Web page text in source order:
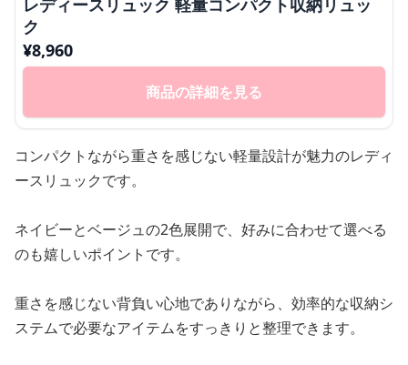
ク
¥8,960
商品の詳細を見る
コンパクトながら重さを感じない軽量設計が魅力のレディ
ースリュックです。
ネイビーとベージュの2色展開で、好みに合わせて選べる
のも嬉しいポイントです。
重さを感じない背負い心地でありながら、効率的な収納シ
ステムで必要なアイテムをすっきりと整理できます。